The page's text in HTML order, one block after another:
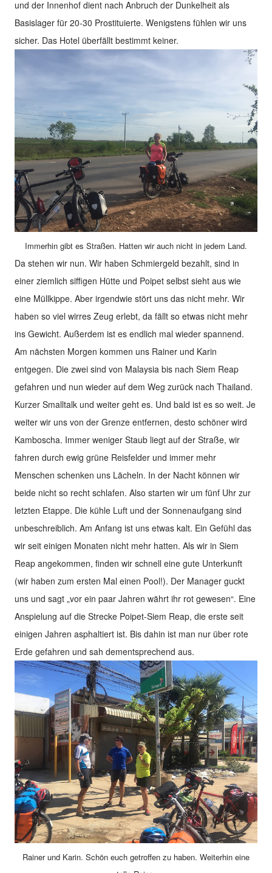
und der Innenhof dient nach Anbruch der Dunkelheit als
Basislager für 20-30 Prostituierte. Wenigstens fühlen wir uns
sicher. Das Hotel überfällt bestimmt keiner.
Immerhin gibt es Straßen. Hatten wir auch nicht in jedem Land.
Da stehen wir nun. Wir haben Schmiergeld bezahlt, sind in
einer ziemlich siffigen Hütte und Poipet selbst sieht aus wie
eine Müllkippe. Aber irgendwie stört uns das nicht mehr. Wir
haben so viel wirres Zeug erlebt, da fällt so etwas nicht mehr
ins Gewicht. Außerdem ist es endlich mal wieder spannend.
Am nächsten Morgen kommen uns Rainer und Karin
entgegen. Die zwei sind von Malaysia bis nach Siem Reap
gefahren und nun wieder auf dem Weg zurück nach Thailand.
Kurzer Smalltalk und weiter geht es. Und bald ist es so weit. Je
weiter wir uns von der Grenze entfernen, desto schöner wird
Kamboscha. Immer weniger Staub liegt auf der Straße, wir
fahren durch ewig grüne Reisfelder und immer mehr
Menschen schenken uns Lächeln. In der Nacht können wir
beide nicht so recht schlafen. Also starten wir um fünf Uhr zur
letzten Etappe. Die kühle Luft und der Sonnenaufgang sind
unbeschreiblich. Am Anfang ist uns etwas kalt. Ein Gefühl das
wir seit einigen Monaten nicht mehr hatten. Als wir in Siem
Reap angekommen, finden wir schnell eine gute Unterkunft
(wir haben zum ersten Mal einen Pool!). Der Manager guckt
uns und sagt „vor ein paar Jahren währt ihr rot gewesen“. Eine
Anspielung auf die Strecke Poipet-Siem Reap, die erste seit
einigen Jahren asphaltiert ist. Bis dahin ist man nur über rote
Erde gefahren und sah dementsprechend aus.
Rainer und Karin. Schön euch getroffen zu haben. Weiterhin eine